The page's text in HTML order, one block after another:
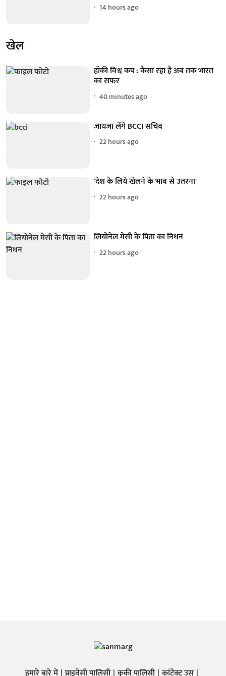
14 hours ago
खेल
हॉकी विश्व कप : कैसा रहा है अब तक भारत
का सफर
40 minutes ago
जायजा लेंगे BCCI सचिव
22 hours ago
'देश के लिये खेलने के भाव से उतरना'
22 hours ago
लियोनेल मेसी के पिता का निधन
22 hours ago
हमारे बारे में प्राइवेसी पालिसी कुकी पालिसी कांटेक्ट उस